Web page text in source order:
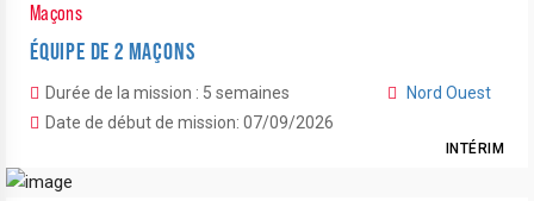
Maçons
ÉQUIPE DE 2 MAÇONS
Durée de la mission : 5 semaines
Date de début de mission: 07/09/2026
Nord Ouest
INTÉRIM